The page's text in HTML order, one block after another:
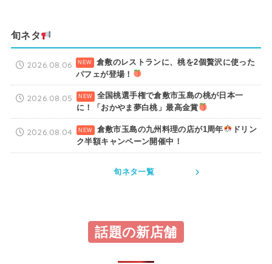
旬ネタ
倉敷のレストランに、桃を2個贅沢に使った
パフェが登場！
2026.08.06
全国桃選手権で倉敷市玉島の桃が日本一
に！「おかやま夢白桃」最高金賞
2026.08.05
倉敷市玉島の九州料理の店が1周年
ドリン
ク半額キャンペーン開催中！
2026.08.04
旬ネタ一覧
話題の新店舗